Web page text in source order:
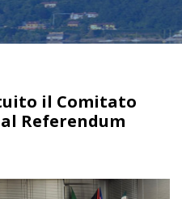
il Comitato
Referendum